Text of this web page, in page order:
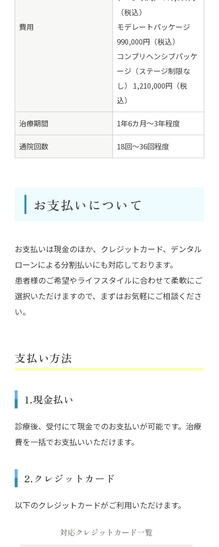
費用
（税込）
モデレートパッケージ
990,000円（税込）
コンプリヘンシブパッケ
ージ（ステージ制限な
し） 1,210,000円（税
込）
治療期間 1年6カ月～3年程度
通院回数 18回～36回程度
お支払いについて
お支払いは現金のほか、クレジットカード、デンタル
ローンによる分割払いにも対応しております。
患者様のご希望やライフスタイルに合わせて柔軟にご
選択いただけますので、まずはお気軽にご相談くださ
い。
支払い方法
1.現金払い
診療後、受付にて現金でのお支払いが可能です。治療
費を一括でお支払いいただけます。
2.クレジットカード
以下のクレジットカードがご利用いただけます。